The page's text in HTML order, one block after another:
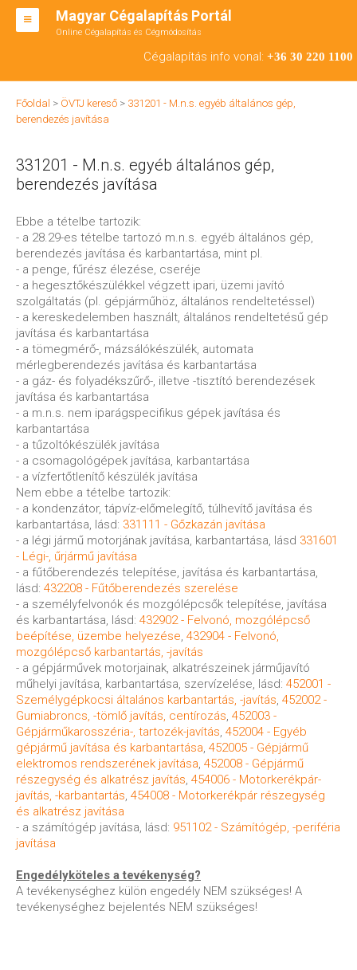
Magyar Cégalapítás Portál
Online Cégalapítás és Cégmódosítás
Cégalapítás info vonal: +36 30 220 1100
BT ALAPÍTÁS
RT ALAPÍTÁS
ÁTALAKULÁS
ENGEDÉLYKÖTELES
KAPCSOLAT
IRODÁK
Főoldal > ÖVTJ kereső > 331201 - M.n.s. egyéb általános gép,
berendezés javítása
331201 - M.n.s. egyéb általános gép,
berendezés javítása
Ebbe a tételbe tartozik:
- a 28.29-es tételbe tartozó m.n.s. egyéb általános gép,
berendezés javítása és karbantartása, mint pl.
- a penge, fűrész élezése, cseréje
- a hegesztőkészülékkel végzett ipari, üzemi javító
szolgáltatás (pl. gépjárműhöz, általános rendeltetéssel)
- a kereskedelemben használt, általános rendeltetésű gép
javítása és karbantartása
- a tömegmérő-, mázsálókészülék, automata
mérlegberendezés javítása és karbantartása
- a gáz- és folyadékszűrő-, illetve -tisztító berendezések
javítása és karbantartása
- a m.n.s. nem iparágspecifikus gépek javítása és
karbantartása
- a tűzoltókészülék javítása
- a csomagológépek javítása, karbantartása
- a vízfertőtlenítő készülék javítása
Nem ebbe a tételbe tartozik:
- a kondenzátor, tápvíz-előmelegítő, túlhevítő javítása és
karbantartása, lásd: 331111 - Gőzkazán javítása
- a légi jármű motorjának javítása, karbantartása, lásd 331601
- Légi-, űrjármű javítása
- a fűtőberendezés telepítése, javítása és karbantartása,
lásd: 432208 - Fűtőberendezés szerelése
- a személyfelvonók és mozgólépcsők telepítése, javítása
és karbantartása, lásd: 432902 - Felvonó, mozgólépcső
beépítése, üzembe helyezése, 432904 - Felvonó,
mozgólépcső karbantartás, -javítás
- a gépjárművek motorjainak, alkatrészeinek járműjavító
műhelyi javítása, karbantartása, szervízelése, lásd: 452001 -
Személygépkocsi általános karbantartás, -javítás, 452002 -
Gumiabroncs, -tömlő javítás, centírozás, 452003 -
Gépjárműkarosszéria-, tartozék-javítás, 452004 - Egyéb
gépjármű javítása és karbantartása, 452005 - Gépjármű
elektromos rendszerének javítása, 452008 - Gépjármű
részegység és alkatrész javítás, 454006 - Motorkerékpár-
javítás, -karbantartás, 454008 - Motorkerékpár részegység
és alkatrész javítása
- a számítógép javítása, lásd: 951102 - Számítógép, -periféria
javítása
Engedélyköteles a tevékenység?
A tevékenységhez külön engedély NEM szükséges! A
tevékenységhez bejelentés NEM szükséges!